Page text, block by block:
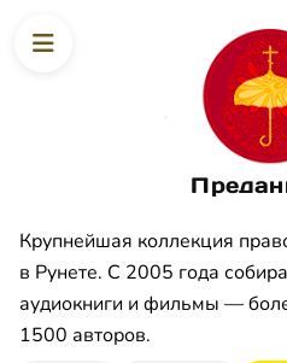
Крупнейшая коллекция
в Рунете. С 2005 года
аудиокниги и фильмы —
1500 авторов.